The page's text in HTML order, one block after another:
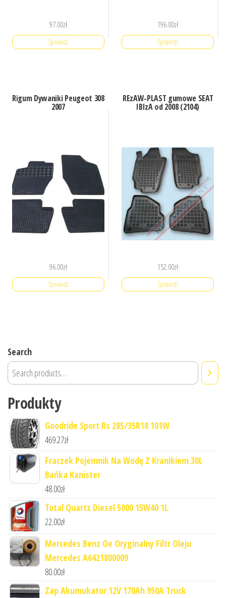
97.00zł
Sprawdź
196.00zł
Sprawdź
Rigum Dywaniki Peugeot 308
2007
96.00zł
Sprawdź
REzAW-PLAST gumowe SEAT
IBIzA od 2008 (2104)
152.00zł
Sprawdź
Search
Produkty
Goodride Sport Rs 285/35R18 101W
469.27zł
Fraczek Pojemnik Na Wodę Z Kranikiem 30L
Bańka Kanister
48.00zł
Total Quartz Diesel 5000 15W40 1L
22.00zł
Mercedes Benz Oe Oryginalny Filtr Oleju
Mercedes A6421800009
80.00zł
Zap Akumukator 12V 170Ah 950A Truck